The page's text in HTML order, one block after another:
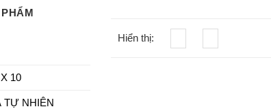
10
TỰ NHIÊN
Hiển thị: